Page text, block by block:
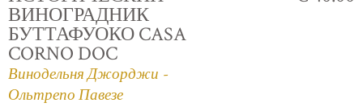
ВИНОГРАДНИК
БУТТАФУОКО CASA
CORNO DOC
Винодельня Джорджи -
Ольтрепо Павезе